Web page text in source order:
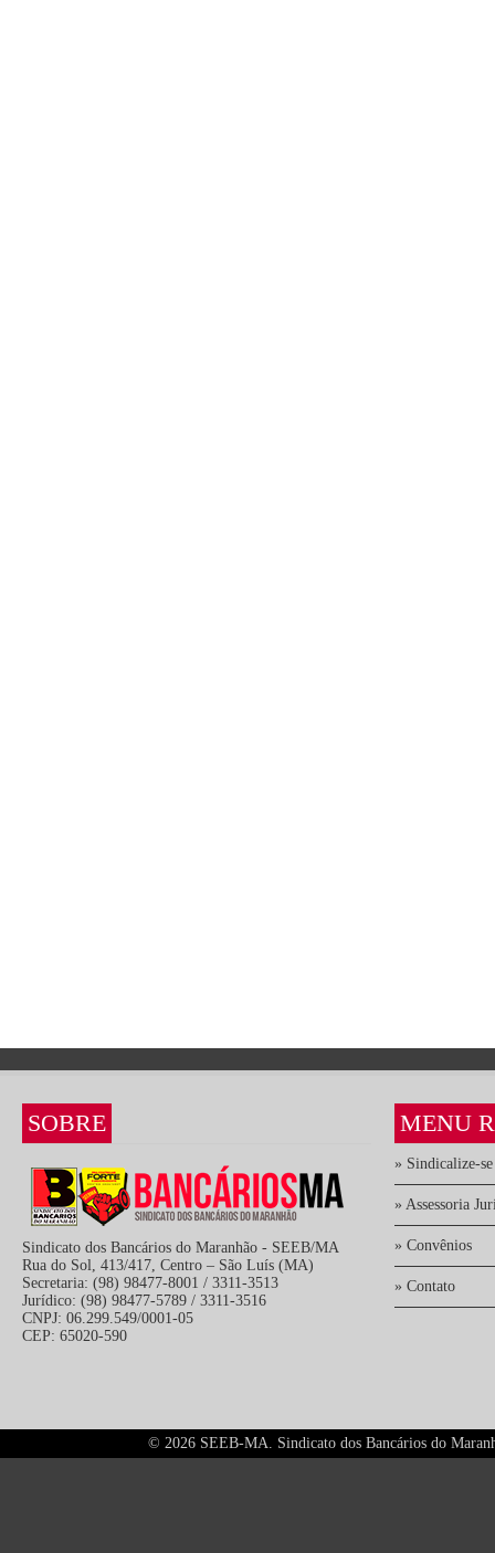
SOBRE
Sindicato dos Bancários do Maranhão - SEEB/MA
Rua do Sol, 413/417, Centro – São Luís (MA)
Secretaria: (98) 98477-8001 / 3311-3513
Jurídico: (98) 98477-5789 / 3311-3516
CNPJ: 06.299.549/0001-05
CEP: 65020-590
MENU
» Sindicalize-se
» Assessoria
» Convênios
» Contato
© 2026 SEEB-MA. Sindicato dos Bancários do